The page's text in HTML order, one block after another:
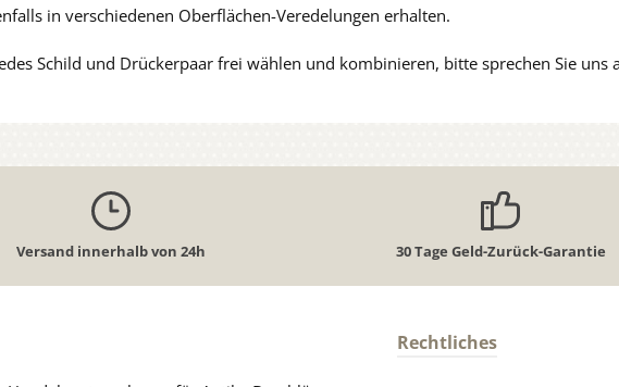
in verschiedenen Oberflächen-Veredelungen erhalten.
Schild und Drückerpaar frei wählen und kombinieren, bitte sprechen Sie uns
Versand innerhalb von 24h 30 Tage Geld-Zurück-Garantie
Rechtliches